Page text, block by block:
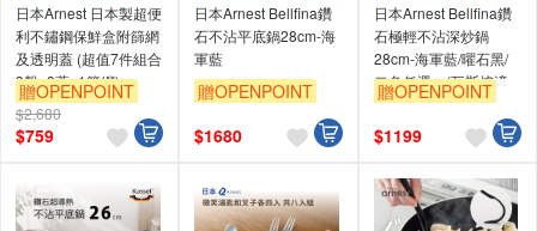
日本Arnest 日本製超便
利不鏽鋼保鮮盒附篩網
及透明蓋 (超值7件組合
3盤+3蓋+1篩網)
贈OPENPOINT
$2,680
$759
日本Arnest Bellfina鑽
石不沾平底鍋28cm-海
軍藍
贈OPENPOINT
$1680
日本Arnest Bellfina鑽
石極輕不沾深炒鍋
28cm-海軍藍/曜石黑/
二色任選一(瓦斯爐適
用款)
贈OPENPOINT
$1199